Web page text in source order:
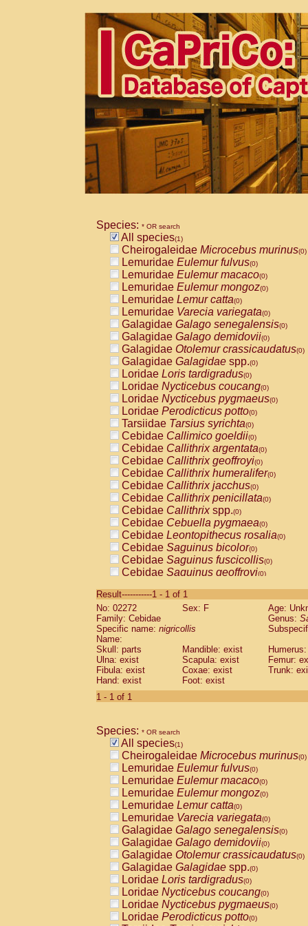
Species: * OR search
All species(1)
Cheirogaleidae Microcebus murinus(0)
Lemuridae Eulemur fulvus(0)
Lemuridae Eulemur macaco(0)
Lemuridae Eulemur mongoz(0)
Lemuridae Lemur catta(0)
Lemuridae Varecia variegata(0)
Galagidae Galago senegalensis(0)
Galagidae Galago demidovii(0)
Galagidae Otolemur crassicaudatus(0)
Galagidae Galagidae spp.(0)
Loridae Loris tardigradus(0)
Loridae Nycticebus coucang(0)
Loridae Nycticebus pygmaeus(0)
Loridae Perodicticus potto(0)
Tarsiidae Tarsius syrichta(0)
Cebidae Callimico goeldii(0)
Cebidae Callithrix argentata(0)
Cebidae Callithrix geoffroyi(0)
Cebidae Callithrix humeralifer(0)
Cebidae Callithrix jacchus(0)
Cebidae Callithrix penicillata(0)
Cebidae Callithrixspp.(0)
Cebidae Cebuella pygmaea(0)
Cebidae Leontopithecus rosalia(0)
Cebidae Saguinus bicolor(0)
Cebidae Saguinus fuscicollis(0)
Cebidae Saguinus geoffroyi(0)
CebidaeSaguinus labiatus(0)
Cebidae Saguinus leucopus (0)
Cebidae
CebidaeSaguinus mystax
Cebidae Saguinus nigricollis (1)
Cebidae Saguinus oedipus
Cebidae Saguinus weddelli
Cebidae Saguinusspp.
Cebidae
CebidaeCebus capucinus
CebidaeCebus nigrivittatus
CebidaeCebus spp.(0)
CebidaeSaimiri boliviensis(0)
CebidaeSaimiri sciureus(0)
AtelidaeAlouatta caraya(0)
AtelidaeAlouatta fusca(0)
AtelidaeAlouatta seniculus(0)
AtelidaeAlouattaspp.(0)
AtelidaeAteles belzebuth(0)
AtelidaeAteles geoffroyi(0)
AtelidaeAteles paniscus(0)
AtelidaeAtelesspp.(0)
AtelidaeLagothrix lagothricha(0)
AtelidaeLagothrix lagothricha cana
PitheciidaeCacajao calvus
Result-----------1 - 1 of 1
No: 02272
Sex: F
Age:
Family: Cebidae
Genus:
Specific name: nigricollis
Name:
Skull: parts
Mandible: exist
Ulna: exist
Scapula: exist
Femur:
Fibula: exist
Coxae: exist
Trunk:
Hand: exist
Foot: exist
1 - 1 of 1
Species: * OR search
All species(1)
Cheirogaleidae Microcebus murinus(0)
Lemuridae Eulemur fulvus(0)
Lemuridae Eulemur macaco(0)
Lemuridae Eulemur mongoz(0)
Lemuridae Lemur catta(0)
Lemuridae Varecia variegata(0)
Galagidae Galago senegalensis(0)
Galagidae Galago demidovii(0)
Galagidae Otolemur crassicaudatus(0)
Galagidae Galagidae spp.(0)
Loridae Loris tardigradus(0)
Loridae Nycticebus coucang(0)
Loridae Nycticebus pygmaeus(0)
Loridae Perodicticus potto(0)